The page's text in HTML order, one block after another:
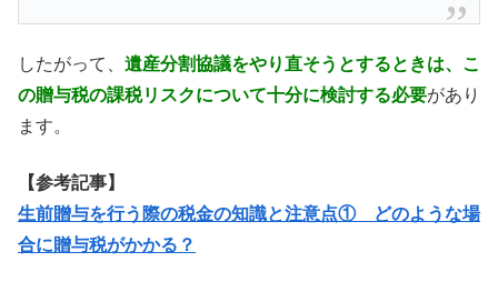
したがって、 遺産分割協議をやり直そうとするときは、こ
の贈与税の課税リスクについて十分に検討する必要があり
ます。
【参考記事】
生前贈与を行う際の税金の知識と注意点① どのような場
合に贈与税がかかる？